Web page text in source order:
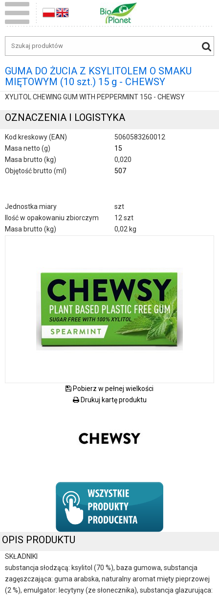
GUMA DO ŻUCIA Z KSYLITOLEM O SMAKU
MIĘTOWYM (10 szt.) 15 g - CHEWSY
XYLITOL CHEWING GUM WITH PEPPERMINT 15G - CHEWSY
OZNACZENIA I LOGISTYKA
Kod kreskowy (EAN)
5060583260012
Masa netto (g)
15
Masa brutto (kg)
0,020
Objętość brutto (ml)
507
Jednostka miary
szt
Ilość w opakowaniu zbiorczym
12 szt
Masa brutto (kg)
0,02 kg
Pobierz w pełnej wielkości
Drukuj kartę produktu
OPIS PRODUKTU
SKŁADNIKI
substancja słodzącą: ksylitol (70 %), baza gumowa, substancja
zagęszczająca: guma arabska, naturalny aromat mięty pieprzowej
(2 %), emulgator: lecytyny (ze słonecznika), substancja glazurująca: